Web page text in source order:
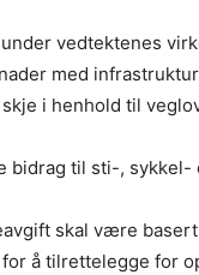
vedtektenes
med
i henhold til
bidrag til sti-,
skal være
å tilrettelegge for